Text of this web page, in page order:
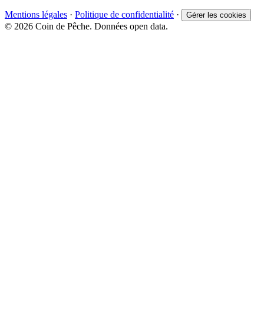
Mentions légales · Politique de confidentialité · Gérer les cookies
© 2026 Coin de Pêche. Données open data.